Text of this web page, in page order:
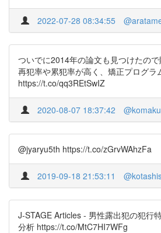
2022-07-28 08:34:55
ついでに2014年の論文も見つけたの
再犯率や累犯率が高く、矯正プログラ
https://t.co/qq3REtSwIZ
2020-08-07 18:37:42
@jyaryu5th https://t.co/zGrvWAhzFa
2019-09-18 21:53:11
J-STAGE Articles - 男性露出犯の犯行
分析 https://t.co/MtC7HI7WFg